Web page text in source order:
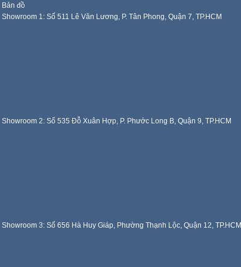
Bản đồ
Showroom 1: Số 511 Lê Văn Lương, P. Tân Phong, Quận 7, TP.HCM
Showroom 2: Số 535 Đỗ Xuân Hợp, P. Phước Long B, Quận 9, TP.HCM
Showroom 3: Số 656 Hà Huy Giáp, Phường Thạnh Lộc, Quận 12, TP.HCM